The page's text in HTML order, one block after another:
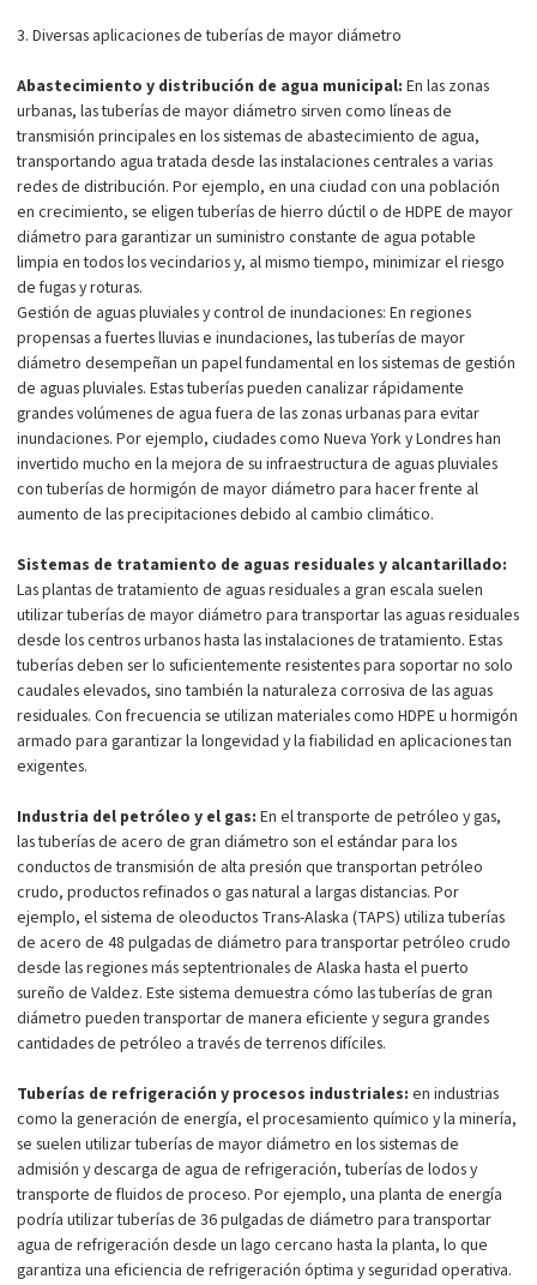
3. Diversas aplicaciones de tuberías de mayor diámetro
Abastecimiento y distribución de agua municipal: En las zonas
urbanas, las tuberías de mayor diámetro sirven como líneas de
transmisión principales en los sistemas de abastecimiento de agua,
transportando agua tratada desde las instalaciones centrales a varias
redes de distribución. Por ejemplo, en una ciudad con una población
en crecimiento, se eligen tuberías de hierro dúctil o de HDPE de mayor
diámetro para garantizar un suministro constante de agua potable
limpia en todos los vecindarios y, al mismo tiempo, minimizar el riesgo
de fugas y roturas.
Gestión de aguas pluviales y control de inundaciones: En regiones
propensas a fuertes lluvias e inundaciones, las tuberías de mayor
diámetro desempeñan un papel fundamental en los sistemas de gestión
de aguas pluviales. Estas tuberías pueden canalizar rápidamente
grandes volúmenes de agua fuera de las zonas urbanas para evitar
inundaciones. Por ejemplo, ciudades como Nueva York y Londres han
invertido mucho en la mejora de su infraestructura de aguas pluviales
con tuberías de hormigón de mayor diámetro para hacer frente al
aumento de las precipitaciones debido al cambio climático.
Sistemas de tratamiento de aguas residuales y alcantarillado:
Las plantas de tratamiento de aguas residuales a gran escala suelen
utilizar tuberías de mayor diámetro para transportar las aguas residuales
desde los centros urbanos hasta las instalaciones de tratamiento. Estas
tuberías deben ser lo suficientemente resistentes para soportar no solo
caudales elevados, sino también la naturaleza corrosiva de las aguas
residuales. Con frecuencia se utilizan materiales como HDPE u hormigón
armado para garantizar la longevidad y la fiabilidad en aplicaciones tan
exigentes.
Industria del petróleo y el gas: En el transporte de petróleo y gas,
las tuberías de acero de gran diámetro son el estándar para los
conductos de transmisión de alta presión que transportan petróleo
crudo, productos refinados o gas natural a largas distancias. Por
ejemplo, el sistema de oleoductos Trans-Alaska (TAPS) utiliza tuberías
de acero de 48 pulgadas de diámetro para transportar petróleo crudo
desde las regiones más septentrionales de Alaska hasta el puerto
sureño de Valdez. Este sistema demuestra cómo las tuberías de gran
diámetro pueden transportar de manera eficiente y segura grandes
cantidades de petróleo a través de terrenos difíciles.
Tuberías de refrigeración y procesos industriales: en industrias
como la generación de energía, el procesamiento químico y la minería,
se suelen utilizar tuberías de mayor diámetro en los sistemas de
admisión y descarga de agua de refrigeración, tuberías de lodos y
transporte de fluidos de proceso. Por ejemplo, una planta de energía
podría utilizar tuberías de 36 pulgadas de diámetro para transportar
agua de refrigeración desde un lago cercano hasta la planta, lo que
garantiza una eficiencia de refrigeración óptima y seguridad operativa.